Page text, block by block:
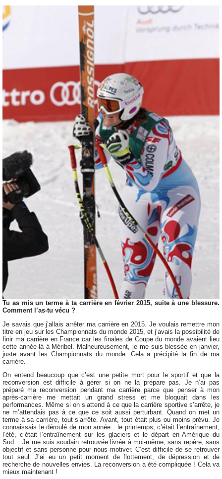
Tu as mis un terme à ta carrière en février 2015, suite à une blessure.
Comment l’as-tu vécu ?
Je savais que j’allais arrêter ma carrière en 2015. Je voulais remettre mon
titre en jeu sur les Championnats du monde 2015, et j’avais la possibilité de
finir ma carrière en France car les finales de Coupe du monde avaient lieu
cette année-là à Méribel. Malheureusement, je me suis blessée en janvier,
juste avant les Championnats du monde. Cela a précipité la fin de ma
carrière.
On entend beaucoup que c’est une petite mort pour le sportif et que la
reconversion est difficile à gérer si on ne la prépare pas. Je n’ai pas
préparé ma reconversion pendant ma carrière parce que penser à mon
après-carrière me mettait un grand stress et me bloquait dans les
performances. Même si on s’attend à ce que la carrière sportive s’arrête, je
ne m’attendais pas à ce que ce soit aussi perturbant. Quand on met un
terme à sa carrière, tout s’arrête. Avant, tout était plus ou moins prévu. Je
connaissais le déroulé de mon année : le printemps, c’était l’entraînement,
l’été, c’était l’entraînement sur les glaciers et le départ en Amérique du
Sud… Je me suis soudain retrouvée livrée à moi-même, sans repère, sans
objectif et sans personne pour nous motiver. C’est difficile de se retrouver
tout seul. J’ai eu un petit moment de flottement, de dépression et de
recherche de nouvelles envies. La reconversion a été compliquée ! Cela va
mieux maintenant !